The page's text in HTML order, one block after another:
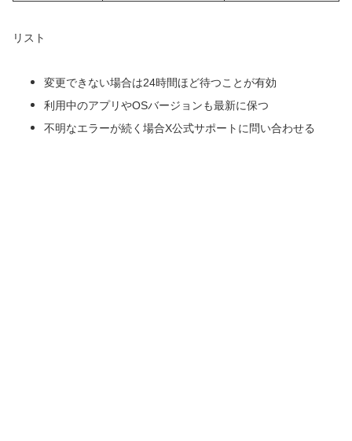
リスト
変更できない場合は24時間ほど待つことが有効
利用中のアプリやOSバージョンも最新に保つ
不明なエラーが続く場合X公式サポートに問い合わせる